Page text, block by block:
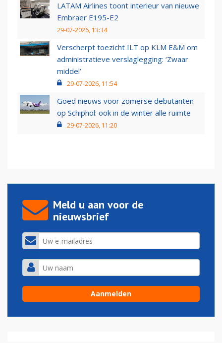
LATAM Airlines toont interieur van nieuwe
Embraer E195-E2
29-07-2026, 13:34
Verscherpt toezicht ILT op KLM E&M om
administratieve verslaglegging: ‘Zwaar
middel’
29-07-2026, 11:54
Goed nieuws voor zomerse debutanten
op Schiphol: ook in de winter alle ruimte
29-07-2026, 11:20
Meld u aan voor de
nieuwsbrief